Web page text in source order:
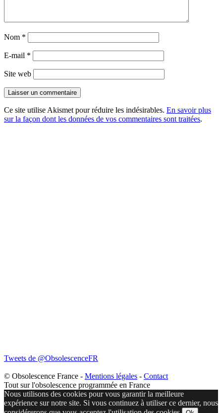
Nom *
E-mail *
Site web
Ce site utilise Akismet pour réduire les indésirables. En savoir plus
sur la façon dont les données de vos commentaires sont traitées.
Tweets de @ObsolescenceFR
© Obsolescence France - Mentions légales - Contact
Tout sur l'obsolescence programmée en France
Nous utilisons des cookies pour vous garantir la meilleure
expérience sur notre site. Si vous continuez à utiliser ce dernier, nous